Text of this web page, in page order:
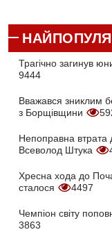
Трагічно загинув
9444
Вважався зниклим
з Борщівщини
Непоправна втрата
Всеволод Штука
Хресна хода до
сталося
4497
Чемпіон світу
3863